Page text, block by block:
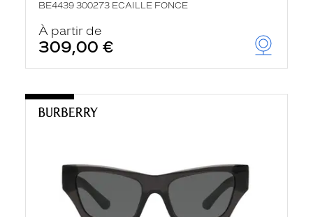
BE4439 300273 ECAILLE FONCE
À partir de
309,00 €